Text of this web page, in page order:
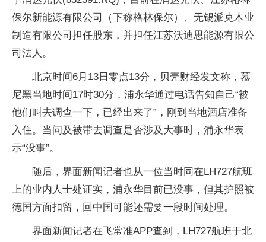
保尔新能源有限公司（下称格林保尔）、无锡派克木业
制造有限公司担任股东，并担任江苏沃迪思能源有限公
司法人。
北京时间6月13日零点13分，贝壳财经发文称，慕
尼黑当地时间17时30分，浦永华通过电话告知自己“被
他们叫去调查一下，已经出来了”，刚到当地酒店准备
入住。当问及被带去调查是否涉及大事时，浦永华表
示“没事”。
随后，界面新闻记者也从一位当时同在LH727航班
上的业内人士处证实，浦永华目前已没事，但其护照被
德国方面扣留，回中国可能还需要一段时间处理。
界面新闻记者在飞常准APP查到，LH727航班于北